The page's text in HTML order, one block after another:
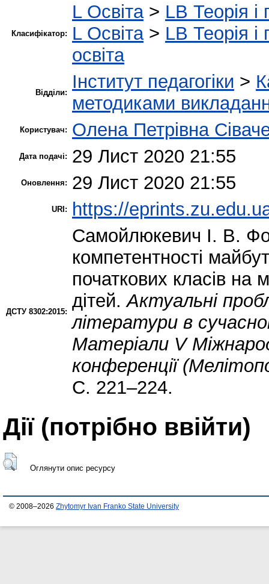
Класифікатор:
L Освіта> LB Теорія і
L Освіта> LB Теорія і
освіта
Відділи:
Інститут педагогіки >
методиками
Користувач: Олена Петрівна
Дата подачі: 29 Лист 2020 21:55
Оновлення: 29 Лист 2020 21:55
URI: https://
ДСТУ 8302:2015:
Самойлюкевич І. В.
компетентності
початкових класів на
дітей.Актуальні
літератури в
Матеріали V
конференції
С. 221–224.
Дії ​​(потрібно ввійти)
Оглянути опис ресурсу
© 2008–2026 Zhytomyr Ivan Franko State University